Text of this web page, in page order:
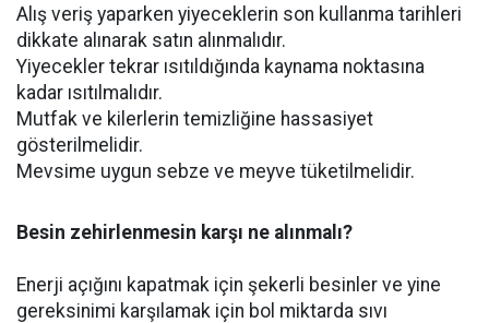
Alış veriş yaparken yiyeceklerin son kullanma tarihleri
dikkate alınarak satın alınmalıdır.
Yiyecekler tekrar ısıtıldığında kaynama noktasına
kadar ısıtılmalıdır.
Mutfak ve kilerlerin temizliğine hassasiyet
gösterilmelidir.
Mevsime uygun sebze ve meyve tüketilmelidir.
Besin zehirlenmesin karşı ne alınmalı?
Enerji açığını kapatmak için şekerli besinler ve yine
gereksinimi karşılamak için bol miktarda sıvı